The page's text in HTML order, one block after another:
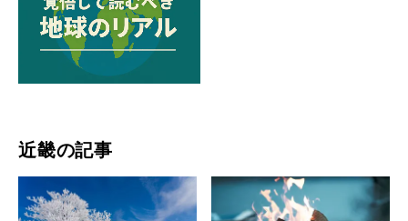
近畿の記事